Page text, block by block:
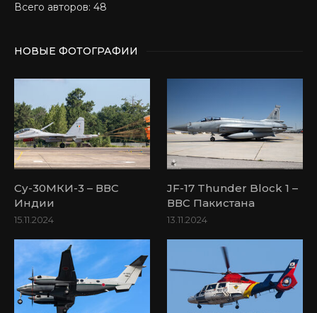
Всего авторов: 48
НОВЫЕ ФОТОГРАФИИ
Су-30МКИ-3 – ВВС
Индии
15.11.2024
JF-17 Thunder Block 1 –
ВВС Пакистана
13.11.2024